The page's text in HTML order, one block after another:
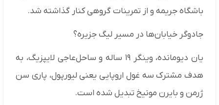
باشگاه جریمه و از تمرینات گروهی کنار گذاشته شد.
جادوگر خیابان‌ها در مسیر لیگ جزیره؟
یان دیومانده، وینگر ۱۹ ساله و ساحل‌عاجی لایپزیگ، به
هدف مشترک سه غول اروپایی یعنی لیورپول، پاری سن
ژرمن و بایرن مونیخ تبدیل شده است.